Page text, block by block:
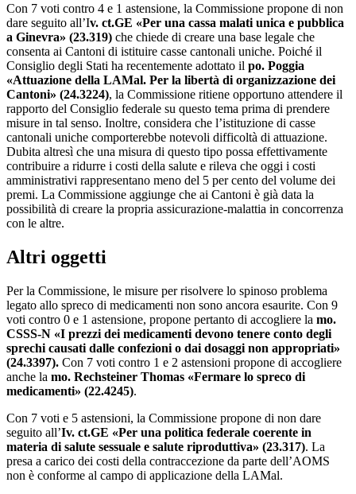
Con 7 voti contro 4 e 1 astensione, la Commissione propone di non
dare seguito all’Iv. ct.GE «Per una cassa malati unica e pubblica
a Ginevra» (23.319) che chiede di creare una base legale che
consenta ai Cantoni di istituire casse cantonali uniche. Poiché il
Consiglio degli Stati ha recentemente adottato il po. Poggia
«Attuazione della LAMal. Per la libertà di organizzazione dei
Cantoni» (24.3224), la Commissione ritiene opportuno attendere il
rapporto del Consiglio federale su questo tema prima di prendere
misure in tal senso. Inoltre, considera che l’istituzione di casse
cantonali uniche comporterebbe notevoli difficoltà di attuazione.
Dubita altresì che una misura di questo tipo possa effettivamente
contribuire a ridurre i costi della salute e rileva che oggi i costi
amministrativi rappresentano meno del 5 per cento del volume dei
premi. La Commissione aggiunge che ai Cantoni è già data la
possibilità di creare la propria assicurazione-malattia in concorrenza
con le altre.
Alt​​​ri oggetti
Per la Commissione, le misure per risolvere lo spinoso problema
legato allo spreco di medicamenti non sono ancora esaurite. Con 9
voti contro 0 e 1 astensione, propone pertanto di accogliere la mo.
CSSS-N «I prezzi dei medicamenti devono tenere conto degli
sprechi causati dalle confezioni o dai dosaggi non appropriati»
(24.3397). Con 7 voti contro 1 e 2 astensioni propone di accogliere
anche la mo. Rechsteiner Thomas «Fermare lo spreco di
medicamenti» (22.4245).
Con 7 voti e 5 astensioni, la Commissione propone di non dare
seguito all’Iv. ct.GE «Per una politica federale coerente in
materia di salute sessuale e salute riproduttiva» (23.317). La
presa a carico dei costi della contraccezione da parte dell’AOMS
non è conforme al campo di applicazione della LAMal.